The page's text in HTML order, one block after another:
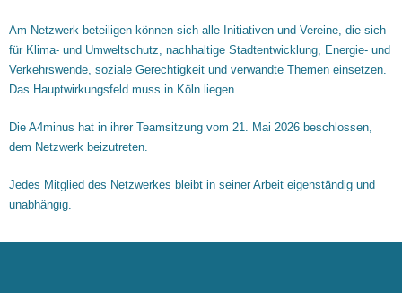
Am Netzwerk beteiligen können sich alle Initiativen und Vereine, die sich
für Klima- und Umweltschutz, nachhaltige Stadtentwicklung, Energie- und
Verkehrswende, soziale Gerechtigkeit und verwandte Themen einsetzen.
Das Hauptwirkungsfeld muss in Köln liegen.
Die A4minus hat in ihrer Teamsitzung vom 21. Mai 2026 beschlossen,
dem Netzwerk beizutreten.
Jedes Mitglied des Netzwerkes bleibt in seiner Arbeit eigenständig und
unabhängig.